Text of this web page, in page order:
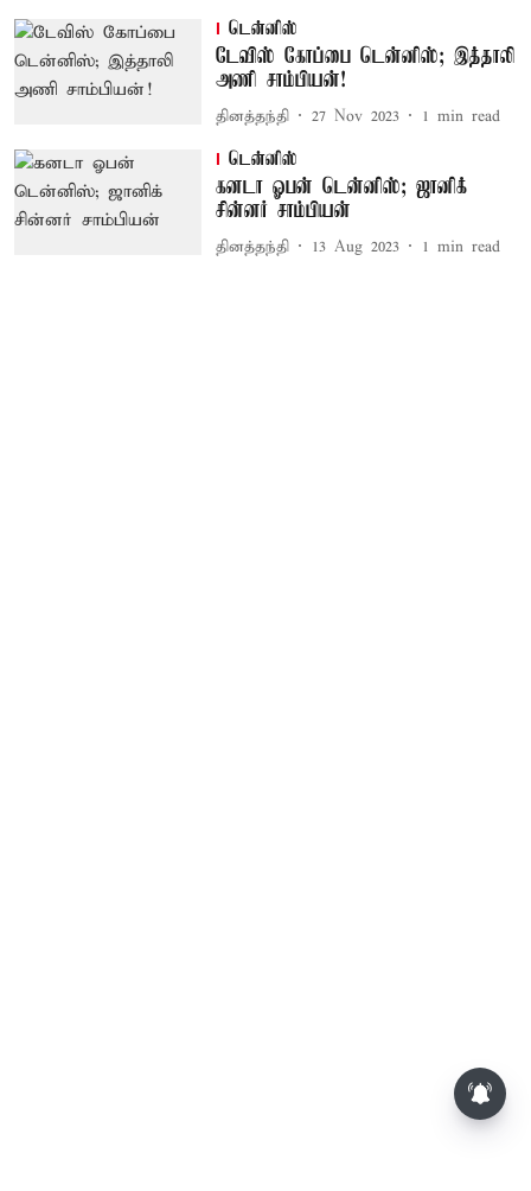
டென்னிஸ்
டேவிஸ் கோப்பை டென்னிஸ்; இத்தாலி
அணி சாம்பியன்!
தினத்தந்தி 27 Nov 2023 1 min read
டென்னிஸ்
கனடா ஓபன் டென்னிஸ்; ஜானிக்
சின்னர் சாம்பியன்
தினத்தந்தி 13 Aug 2023 1 min read